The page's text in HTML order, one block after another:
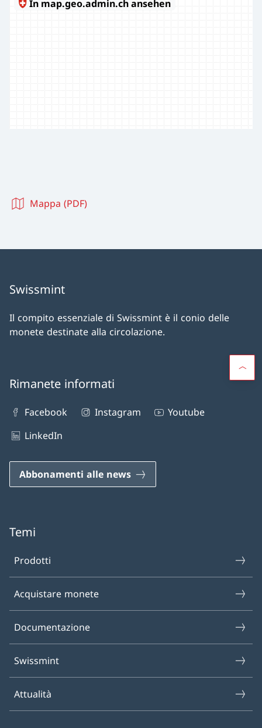
Mappa (PDF)
Swissmint
Il compito essenziale di Swissmint è il conio delle
monete destinate alla circolazione.
Rimanete informati
Facebook Instagram
Youtube
LinkedIn
Abbonamenti alle news
Temi
Prodotti
Acquistare monete
Documentazione
Swissmint
Attualità